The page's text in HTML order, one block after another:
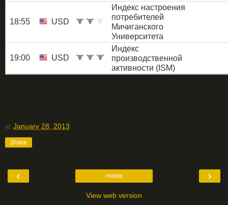
18:55 USD
Индекс настроения
потребителей
Мичиганского
Университета
19:00 USD
Индекс
производственной
активности (ISM)
at January 28, 2013
Share
‹ ›
Home
View web version